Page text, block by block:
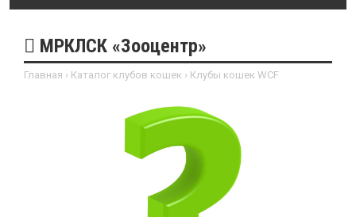
МРКЛСК «Зооцентр»
Главная › Каталог клубов кошек › Клубы кошек WCF